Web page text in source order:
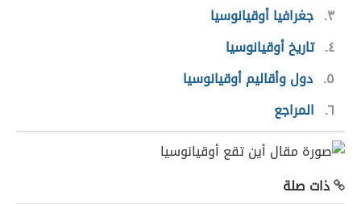
٣ جغرافيا أوقيانوسيا
٤ تاريخ أوقيانوسيا
٥ دول وأقاليم أوقيانوسيا
٦ المراجع
ذات صلة